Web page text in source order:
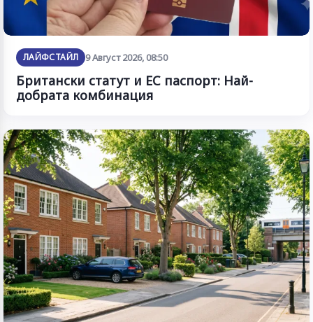
ЛАЙФСТАЙЛ 9 Август 2026, 08:50
Британски статут и ЕС паспорт: Най-
добрата комбинация